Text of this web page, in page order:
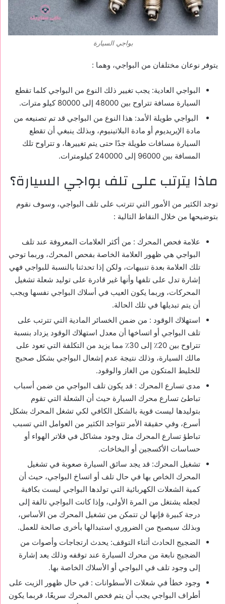
بواجي السيارة
يتوفر نوعان مختلفان من البواجي، وهما :
البواجي العادية: يجب تغيير ذلك النوع من البواجي كلما تقطع
السيارة مسافة تتراوح بين 48000 إلى 80000 كيلو مترات.
البواجي طويلة الأمد: هذا النوع من البواجي قد تم تصنيعه من
مادة الإيريديوم أو مادة البلاتينيوم، وبذلك ينبغي أن تقطع
السيارة مسافات طويلة جدًا حتى يتم تغييرها، و تتراوح تلك
المسافة بين 96000 إلى 240000 كيلومترات.
ماذا يترتب على تلف بواجي السيارة؟
توجد الكثير من الأمور التي تترتب على تلف البواجي، وسوف نقوم
بتوضيحها من خلال النقاط التالية :
علامة فحص المحرك : من أكثر العلامات المعروفة عند تلف
البواجي هي ظهور العلامة الخاصة بفحص المحرك، وربما توحي
تلك العلامة بعدة تنبيهات، ولكن إذا تحدثنا بالنسبة للبواجي فهي
إشارة تدل على تلفها وأنها غير قادرة على توليد شعلة تشغيل
المحركات، وربما يكون العيب في أسلاك البواجي نفسها ويجب
أن يتم تبديلها في تلك الحالة.
استهلاك الوقود : من ضمن الخسائر المادية التي تترتب على
تلف البواجي أو اتساخها أن معدل استهلاك الوقود يزداد بنسبة
تتراوح بين 20٪ إلى 30٪ مما يزيد من التكلفة التي تعود على
مالك السيارة، وذلك نتيجة عدم إشعال البواجي بشكل صحيح
للخليط المتكون من الغاز والوقود.
مدى تسارع المحرك : قد يكون تلف البواجي من ضمن أسباب
تباطئ تسارع محرك السيارة حيث أن الشعلة التي تقوم
بتوليدها ليست قوية بالشكل الكافي لكي تشغل المحرك بشكل
أسرع، وفي حقيقة الأمر تتواجد الكثير من العوامل التي تسبب
تباطؤ تسارع المحرك مثل وجود مشاكل في فلاتر الهواء أو
حساسات الأكسجين أو البخاخات.
تشغيل المحرك: قد يجد سائق السيارة صعوبة في تشغيل
المحرك الخاص بها في حال تلف أو اتساخ البواجي، حيث أن
كمية الشعلات الكهربائية التي تولدها البواجي ليست بكافية
لجعله يشتغل من المرة الأولى، وإذا كانت البواجي تالفة إلى
درجة كبيرة فإنها لن تتمكن من تشغيل المحرك من الأساس،
وبذلك سيصبح من الضروري استبدالها بأخرى صالحة للعمل.
الضجيج الحادث أثناء التوقف: يحدث ارتجاجات وأصوات من
الضجيج نابعة من محرك السيارة عند توقفه وذلك يعد إشارة
إلى وجود تلف في البواجي أو الأسلاك الخاصة بها.
وجود خطأ في شعلات الأسطوانات : في حال ظهور الزيت على
أطراف البواجي يجب أن يتم فحص المحرك سريعًا، فربما يكون